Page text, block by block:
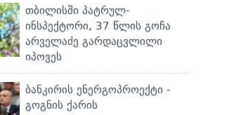
თბილისში პატრულ-
ინსპექტორი, 37 წლის გოჩა
არველაძე გარდაცვლილი
იპოვეს
ბანკირის ენერგოპროექტი -
გოგნის ქარის